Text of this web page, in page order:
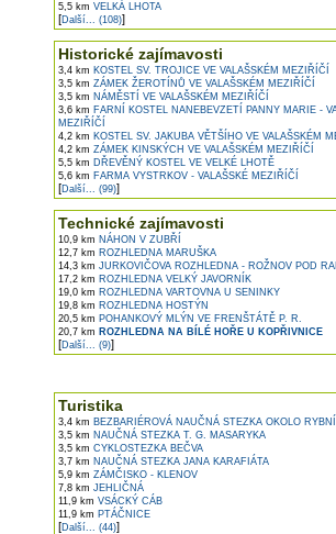
5,5 km VELKÁ LHOTA
[Další... (108)]
Historické zajímavosti
3,4 km KOSTEL SV. TROJICE VE VALAŠSKÉM MEZIŘÍČÍ
3,5 km ZÁMEK ŽEROTÍNŮ VE VALAŠSKÉM MEZIŘÍČÍ
3,5 km NÁMĚSTÍ VE VALAŠSKÉM MEZIŘÍČÍ
3,6 km FARNÍ KOSTEL NANEBEVZETÍ PANNY MARIE -
MEZIŘÍČÍ
4,2 km KOSTEL SV. JAKUBA VĚTŠÍHO VE VALAŠSKÉM
4,2 km ZÁMEK KINSKÝCH VE VALAŠSKÉM MEZIŘÍČÍ
5,5 km DŘEVĚNÝ KOSTEL VE VELKÉ LHOTĚ
5,6 km FARMA VYSTRKOV - VALAŠSKÉ MEZIŘÍČÍ
[Další... (99)]
Technické zajímavosti
10,9 km NÁHON V ZUBŘÍ
12,7 km ROZHLEDNA MARUŠKA
14,3 km JURKOVIČOVA ROZHLEDNA - ROŽNOV POD
17,2 km ROZHLEDNA VELKÝ JAVORNÍK
19,0 km ROZHLEDNA VARTOVNA U SENINKY
19,8 km ROZHLEDNA HOSTÝN
20,5 km POHANKOVÝ MLÝN VE FRENŠTÁTĚ P. R.
20,7 km ROZHLEDNA NA BÍLÉ HOŘE U KOPŘIVNICE
[Další... (9)]
Turistika
3,4 km BEZBARIÉROVÁ NAUČNÁ STEZKA OKOLO
3,5 km NAUČNÁ STEZKA T. G. MASARYKA
3,5 km CYKLOSTEZKA BEČVA
3,7 km NAUČNÁ STEZKA JANA KARAFIÁTA
5,9 km ZÁMČISKO - KLENOV
7,8 km JEHLIČNÁ
11,9 km VSÁCKÝ CÁB
11,9 km PTÁČNICE
[Další... (44)]